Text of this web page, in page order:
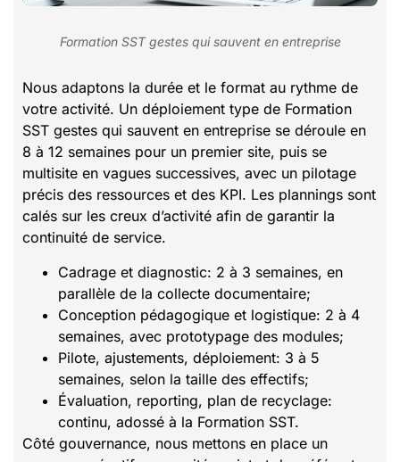
Formation SST gestes qui sauvent en entreprise
Nous adaptons la durée et le format au rythme de
votre activité. Un déploiement type de Formation
SST gestes qui sauvent en entreprise se déroule en
8 à 12 semaines pour un premier site, puis se
multisite en vagues successives, avec un pilotage
précis des ressources et des KPI. Les plannings sont
calés sur les creux d’activité afin de garantir la
continuité de service.
Cadrage et diagnostic: 2 à 3 semaines, en
parallèle de la collecte documentaire;
Conception pédagogique et logistique: 2 à 4
semaines, avec prototypage des modules;
Pilote, ajustements, déploiement: 3 à 5
semaines, selon la taille des effectifs;
Évaluation, reporting, plan de recyclage:
continu, adossé à la Formation SST.
Côté gouvernance, nous mettons en place un